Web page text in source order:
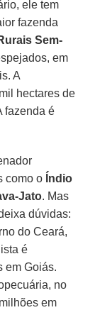
ele tem
fazenda
Sem-
em
A
hectares de
fazenda é
como o Índio
Jato. Mas
dúvidas:
do Ceará,
é
em Goiás.
no
em